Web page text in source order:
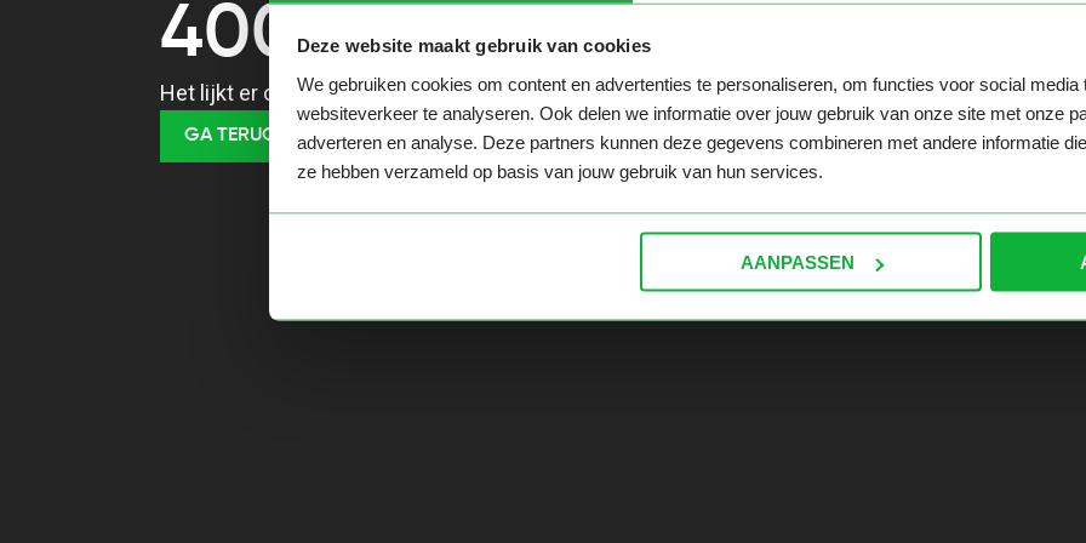
Deze website maakt gebruik van cookies
We gebruiken cookies om content en advertenties te personaliseren, om functies voor social media
websiteverkeer te analyseren. Ook delen we informatie over jouw gebruik van onze site met onze
adverteren en analyse. Deze partners kunnen deze gegevens combineren met andere informatie
ze hebben verzameld op basis van jouw gebruik van hun services.
AANPASSEN
400
Het lijkt er op dat je een verkeerde URL te pakken hebt. Ga naar de homepage en navigeer hier
GA TERUG NAAR HOME